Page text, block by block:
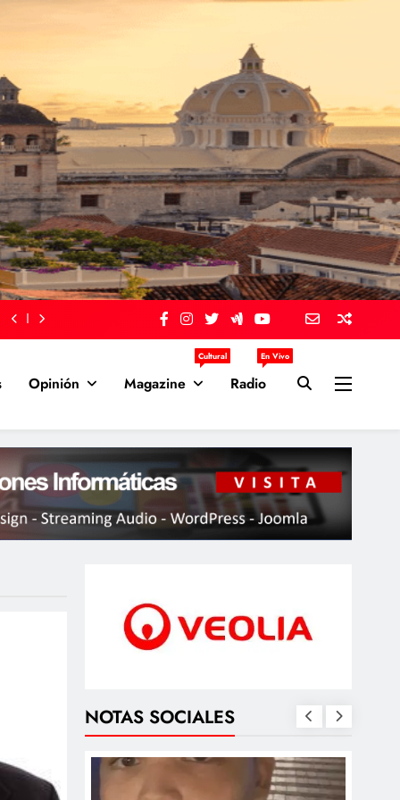
Opinión Magazine
Cultural
Radio
En Vivo
NOTAS SOCIALES